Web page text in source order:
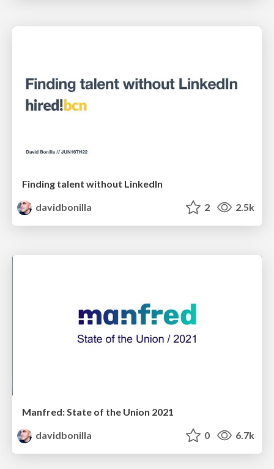
Finding talent without LinkedIn
davidbonilla
2 2.5k
Manfred: State of the Union 2021
davidbonilla
0 6.7k